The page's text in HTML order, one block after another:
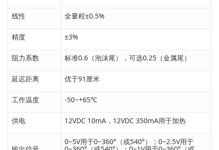
线性 全量程±0.5%
精度 ±3%
阻力系数 标准0.6（泡沫尾），可选0.25（金属尾）
延迟距离 优于91厘米
工作温度 -50~+65℃
供电 12VDC 10mA，12VDC 350mA用于加热
0~5V用于0~360°（或540°）；0~2.5V用于